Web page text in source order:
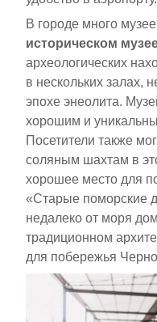
В городе много
историческом
археологических
в нескольких залах,
эпохе энеолита.
хорошим и
Посетители также
соляным шахтам в
хорошее место для
«Старые поморские
недалеко от моря
традиционном
для побережья